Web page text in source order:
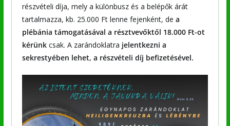
részvételi díja, mely a különbusz és a belépők árát
tartalmazza, kb. 25.000 Ft lenne fejenként, de a
plébánia támogatásával a résztvevőktől 18.000 Ft-ot
kérünkcsak. A zarándoklatra jelentkezni a
sekrestyében lehet, a részvételi díj befizetésével.